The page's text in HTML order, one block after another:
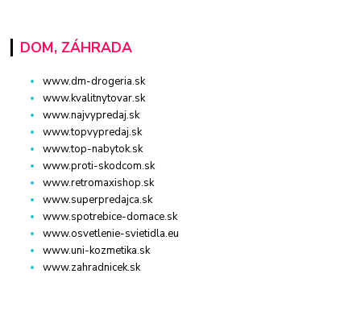
DOM, ZÁHRADA
www.dm-drogeria.sk
www.kvalitnytovar.sk
www.najvypredaj.sk
www.topvypredaj.sk
www.top-nabytok.sk
www.proti-skodcom.sk
www.retromaxishop.sk
www.superpredajca.sk
www.spotrebice-domace.sk
www.osvetlenie-svietidla.eu
www.uni-kozmetika.sk
www.zahradnicek.sk